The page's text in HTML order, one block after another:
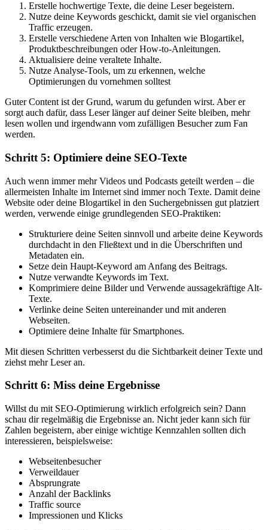
Erstelle hochwertige Texte, die deine Leser begeistern.
Nutze deine Keywords geschickt, damit sie viel organischen
Traffic erzeugen.
Erstelle verschiedene Arten von Inhalten wie Blogartikel,
Produktbeschreibungen oder How-to-Anleitungen.
Aktualisiere deine veraltete Inhalte.
Nutze Analyse-Tools, um zu erkennen, welche
Optimierungen du vornehmen solltest
Guter Content ist der Grund, warum du gefunden wirst. Aber er
sorgt auch dafür, dass Leser länger auf deiner Seite bleiben, mehr
lesen wollen und irgendwann vom zufälligen Besucher zum Fan
werden.
Schritt 5: Optimiere deine SEO-Texte
Auch wenn immer mehr Videos und Podcasts geteilt werden – die
allermeisten Inhalte im Internet sind immer noch Texte. Damit deine
Website oder deine Blogartikel in den Suchergebnissen gut platziert
werden, verwende einige grundlegenden SEO-Praktiken:
Strukturiere deine Seiten sinnvoll und arbeite deine Keywords
durchdacht in den Fließtext und in die Überschriften und
Metadaten ein.
Setze dein Haupt-Keyword am Anfang des Beitrags.
Nutze verwandte Keywords im Text.
Komprimiere deine Bilder und Verwende aussagekräftige Alt-
Texte.
Verlinke deine Seiten untereinander und mit anderen
Webseiten.
Optimiere deine Inhalte für Smartphones.
Mit diesen Schritten verbesserst du die Sichtbarkeit deiner Texte und
ziehst mehr Leser an.
Schritt 6: Miss deine Ergebnisse
Willst du mit SEO-Optimierung wirklich erfolgreich sein? Dann
schau dir regelmäßig die Ergebnisse an. Nicht jeder kann sich für
Zahlen begeistern, aber einige wichtige Kennzahlen sollten dich
interessieren, beispielsweise:
Webseitenbesucher
Verweildauer
Absprungrate
Anzahl der Backlinks
Traffic source
Impressionen und Klicks